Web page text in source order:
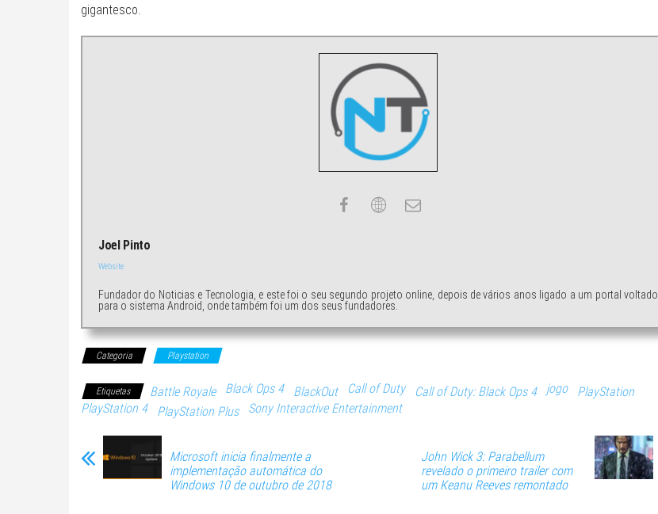
gigantesco.
Joel Pinto
Website
Fundador do Noticias e Tecnologia, e este foi o seu segundo projeto online, depois de vários anos ligado a um portal voltado
para o sistema Android, onde também foi um dos seus fundadores.
Categoria Playstation
Etiquetas Battle Royale Black Ops 4 BlackOut Call of Duty Call of Duty: Black Ops 4 jogo
PlayStation
PlayStation 4
PlayStation Plus Sony Interactive Entertainment
Microsoft inicia finalmente a
implementação automática do
Windows 10 de outubro de 2018
John Wick 3: Parabellum
revelado o primeiro trailer com
um Keanu Reeves remontado